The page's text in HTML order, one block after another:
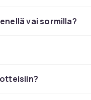
meikkivoiteesi
puuterilla
, jotta
vai sormilla?